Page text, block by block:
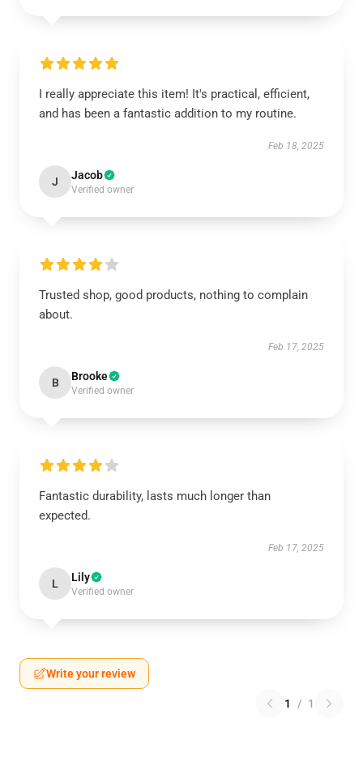
I really appreciate this item! It's practical, efficient,
and has been a fantastic addition to my routine.
Feb 18, 2025
J Jacob
Verified owner
Trusted shop, good products, nothing to complain
about.
Feb 17, 2025
B Brooke
Verified owner
Fantastic durability, lasts much longer than
expected.
Feb 17, 2025
L Lily
Verified owner
Write your review
1 / 1